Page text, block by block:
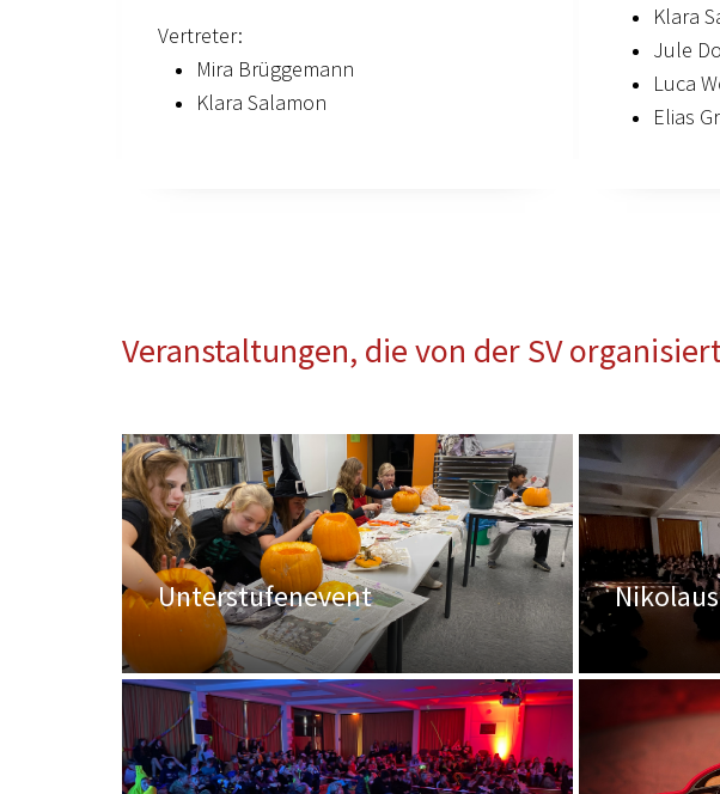
Vertreter:
Mira Brüggemann
Klara Salamon
Klara
Jule
Luca
Elias
Veranstaltungen, die von der SV
Unterstufenevent